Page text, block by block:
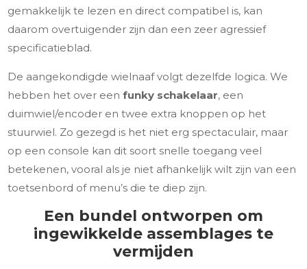
gemakkelijk te lezen en direct compatibel is, kan
daarom overtuigender zijn dan een zeer agressief
specificatieblad.
De aangekondigde wielnaaf volgt dezelfde logica. We
hebben het over eenfunky schakelaar, een
duimwiel/encoder en twee extra knoppen op het
stuurwiel. Zo gezegd is het niet erg spectaculair, maar
op een console kan dit soort snelle toegang veel
betekenen, vooral als je niet afhankelijk wilt zijn van een
toetsenbord of menu’s die te diep zijn.
Een bundel ontworpen om
ingewikkelde assemblages te
vermijden